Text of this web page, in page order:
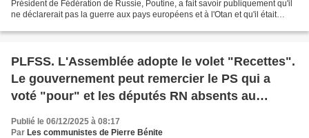
Président de Fédération de Russie, Poutine, a fait savoir publiquement qu'il
ne déclarerait pas la guerre aux pays européens et à l'Otan et qu'il était
PLFSS. L'Assemblée adopte le volet "Recettes".
Le gouvernement peut remercier le PS qui a
voté "pour" et les députés RN absents au
Publié le 06/12/2025 à 08:17
Par Les communistes de Pierre Bénite